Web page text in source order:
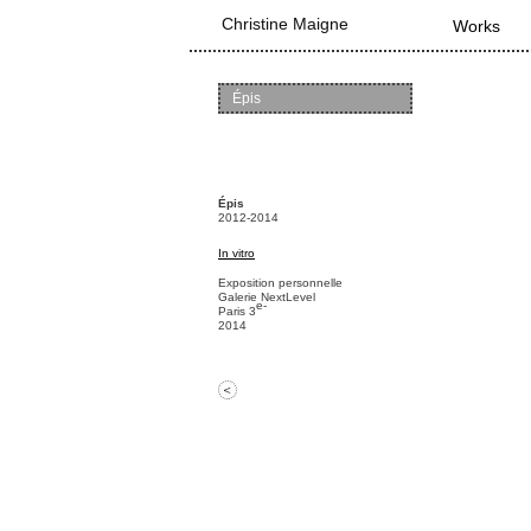
Christine Maigne Main menu
Skip to
Skip to
Works
Épis
Épis
2012-2014
In vitro
Exposition personnelle
Galerie NextLevel
Paris 3e-
2014